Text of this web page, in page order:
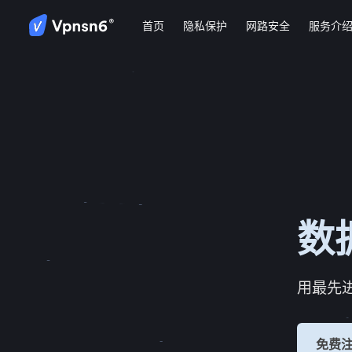
首页 隐私保护 网路安全 服务介绍
数
用最先
免费